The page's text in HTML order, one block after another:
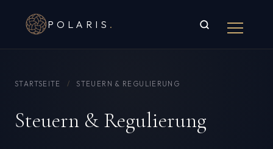
POLARIS .
STARTSEITE / STEUERN & REGULIERUNG
Steuern & Regulierung